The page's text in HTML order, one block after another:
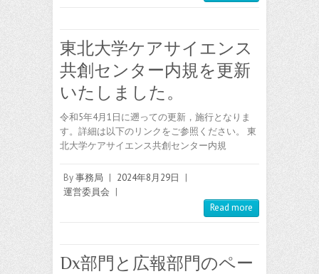
東北大学ケアサイエンス
共創センター内規を更新
いたしました。
令和5年4月1日に遡っての更新，施行となりま
す。詳細は以下のリンクをご参照ください。 東
北大学ケアサイエンス共創センター内規
By事務局 | 2024年8月29日
|
運営委員会 |
Read more
Dx部門と広報部門のペー